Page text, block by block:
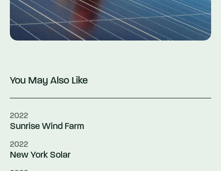
You May Also Like
2022
Sunrise Wind Farm
2022
New York Solar